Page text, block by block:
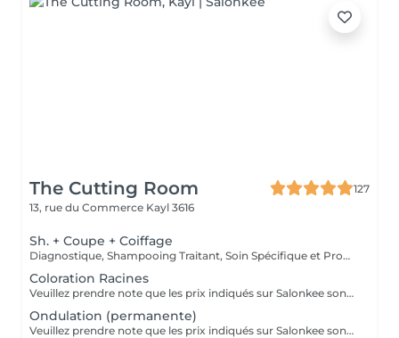
The Cutting Room
127
13, rue du Commerce Kayl 3616
Sh. + Coupe + Coiffage
Diagnostique, Shampooing Traitant, Soin Spécifique et Produits Coiffants inclus
Coloration Racines
Veuillez prendre note que les prix indiqués sur Salonkee sont communiqués à titre informatif et s'entendent de base. Ces derniers sont susceptibles de varier selon le diagnostic réalisé à votre arrivée au salon et l'expertise du professionnel à qui vous confiez votre beauté. Dans tous les cas, un devis précis vous sera proposé et toutes réalisations de prestations seront effectuées avec votre accord. Un grand merci d'avance pour votre compréhension. Au plaisir de vous recevoir très vite.
Ondulation (permanente)
Veuillez prendre note que les prix indiqués sur Salonkee sont communiqués à titre informatif et s'entendent de base. Ces derniers sont susceptibles de varier selon le diagnostic réalisé à votre arrivée au salon et l'expertise du professionnel à qui vous confiez votre beauté. Dans tous les cas, un devis précis vous sera proposé et toutes réalisations de prestations seront effectuées avec votre accord. Un grand merci d'avance pour votre compréhension. Au plaisir de vous recevoir très vite.